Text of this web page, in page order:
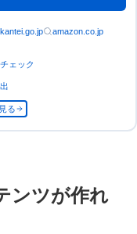
kantei.go.jp amazon.co.jp
ェック
る
ンツが作れ